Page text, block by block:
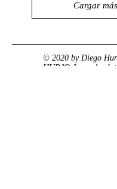
Cargar más
© 2020 by Diego
HURJO Joyas de